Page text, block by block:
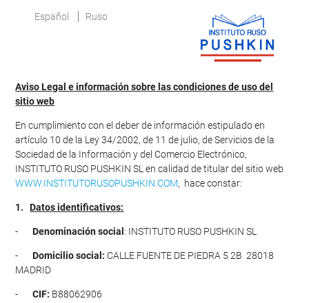
Español Ruso
Aviso Legal e información sobre las condiciones de uso del
sitio web
En cumplimiento con el deber de información estipulado en
artículo 10 de la Ley 34/2002, de 11 de julio, de Servicios de la
Sociedad de la Información y del Comercio Electrónico,
INSTITUTO RUSO PUSHKIN SL en calidad de titular del sitio web
WWW.INSTITUTORUSOPUSHKIN.COM, hace constar:
1.Datos identificativos:
-Denominación social : INSTITUTO RUSO PUSHKIN SL
-Domicilio social: CALLE FUENTE DE PIEDRA 5 2B 28018
MADRID
-CIF: B88062906